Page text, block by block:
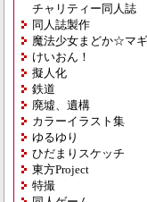
チャリティー同人誌
同人誌製作
魔法少女まどか☆マ
けいおん！
擬人化
鉄道
廃墟、遺構
カラーイラスト集
ゆるゆり
ひだまりスケッチ
東方Project
特撮